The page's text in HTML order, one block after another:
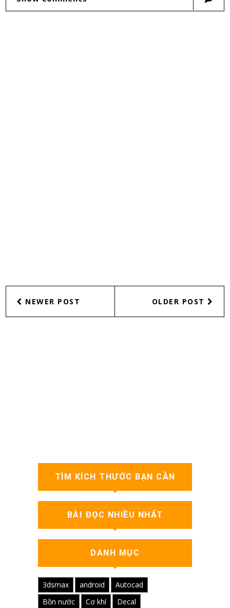
NEWER POST OLDER POST
TÌM KÍCH THƯỚC BẠN CẦN
BÀI ĐỌC NHIỀU NHẤT
DANH MỤC
3dsmax android
Autocad
Bồn nước
Cơ khí
Decal